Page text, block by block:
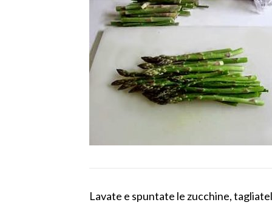
Lavate e spuntate le zucchine,